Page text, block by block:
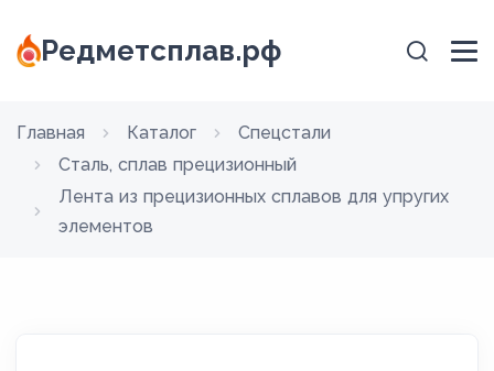
Редметсплав.рф
Главная Каталог
Спецстали
Сталь, сплав прецизионный
Лента из прецизионных сплавов для упругих
элементов